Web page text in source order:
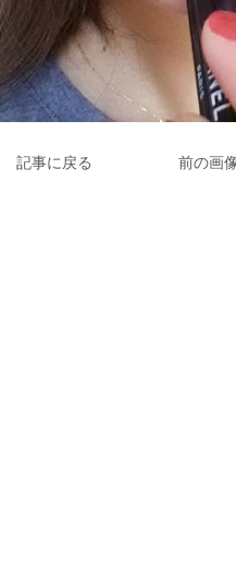
記事に戻る 前の画